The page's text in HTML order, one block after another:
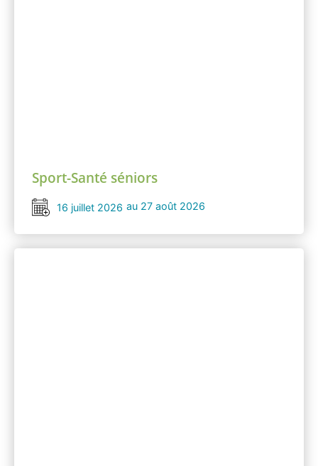
Sport-Santé séniors
16 juillet 2026 au 27 août 2026